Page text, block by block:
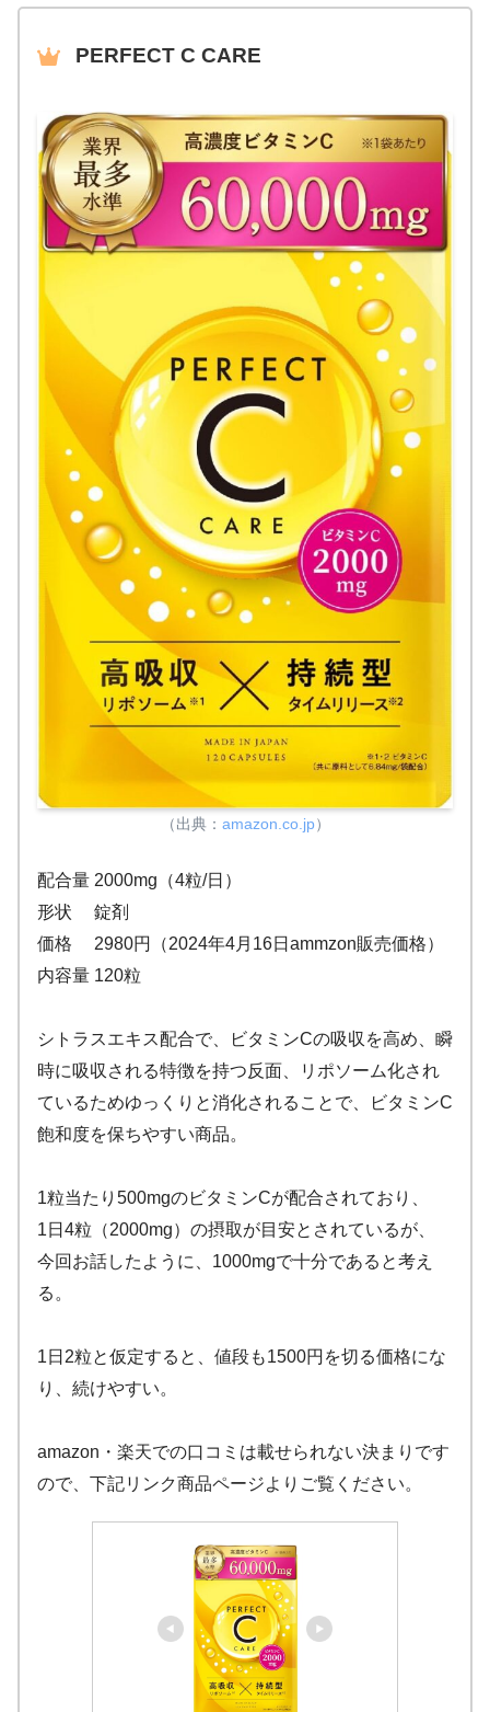
PERFECT C CARE
（出典： amazon.co.jp）
配合量 2000mg（4粒/日）
形状 錠剤
価格 2980円（2024年4月16日ammzon販売価格）
内容量 120粒
シトラスエキス配合で、ビタミンCの吸収を高め、瞬
時に吸収される特徴を持つ反面、リポソーム化され
ているためゆっくりと消化されることで、ビタミンC
飽和度を保ちやすい商品。
1粒当たり500mgのビタミンCが配合されており、
1日4粒（2000mg）の摂取が目安とされているが、
今回お話したように、1000mgで十分であると考え
る。
1日2粒と仮定すると、値段も1500円を切る価格にな
り、続けやすい。
amazon・楽天での口コミは載せられない決まりです
ので、下記リンク商品ページよりご覧ください。